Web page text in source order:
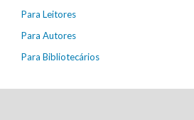
Para Leitores
Para Autores
Para Bibliotecários